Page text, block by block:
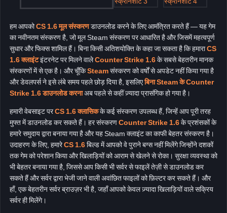
हम आपकोCS 1.6 मूल संस्करणडाउनलोड करने के लिए आमंत्रित करते हैं — यह गेम
का नवीनतम संस्करण है, जो मूल Steam संस्करण पर आधारित है और जिसमें महत्वपूर्ण
सुधार और फिक्स शामिल हैं। बिना किसी अतिशयोक्ति के कहा जा सकता है कि हमाराCS
1.6 क्लाइंटइंटरनेट पर मिलने वालेCounter Strike 1.6के सबसे बेहतरीन मानक
संस्करणों में से एक है। और चूँकिSteamसंस्करण को वर्षों से अपडेट नहीं किया गया है
और डेवलपर्स ने इसे लंबे समय पहले छोड़ दिया है, इसलिएबिना Steam के Counter
Strike 1.6 डाउनलोड करनाअब पहले से कहीं ज़्यादा प्रासंगिक हो गया है।
हमारी वेबसाइट परCS 1.6 क्लासिकके कई संस्करण उपलब्ध हैं, जिन्हें आप पूरी तरह
मुफ्त में डाउनलोड कर सकते हैं। हर संस्करणCounter Strike 1.6के प्रशंसकों के
हमारे समुदाय द्वारा बनाया गया है और यह Steam क्लाइंट का काफी बेहतर संस्करण है।
उदाहरण के लिए, हमारेCS 1.6बिल्ड में आपको वे पुराने बग्स नहीं मिलेंगे जिन्होंने दशकों
तक गेम को परेशान किया और खिलाड़ियों को आराम से खेलने से रोका। सुरक्षा व्यवस्था को
भी बेहतर बनाया गया है, जिससे आप किसी भी सर्वर से फाइलें तेज़ी से डाउनलोड कर
सकते हैं और सर्वर द्वारा भेजी जाने वाली अवांछित फाइलों को फ़िल्टर कर सकते हैं। और
हाँ, एक बेहतरीन सर्वर ब्राउज़र भी है, जहाँ आपको केवल ज़्यादा खिलाड़ियों वाले सक्रिय
सर्वर ही मिलेंगे।